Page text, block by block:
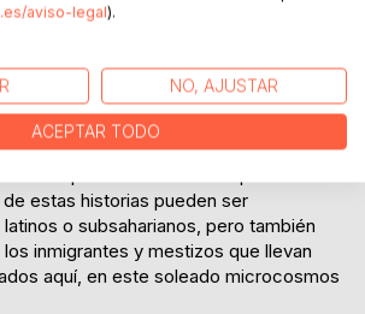
y América, es, desde hace siglos, un
los continentes.
se amalgaman etnias y culturas, -cada
misterios y tradiciones ancestrales,-
ignorar , mientras que otros,
estas historias pueden ser
o subsaharianos, pero también
inmigrantes y mestizos que llevan
aquí, en este soleado microcosmos
aviso-legal).
NO, AJUSTAR
ACEPTAR TODO